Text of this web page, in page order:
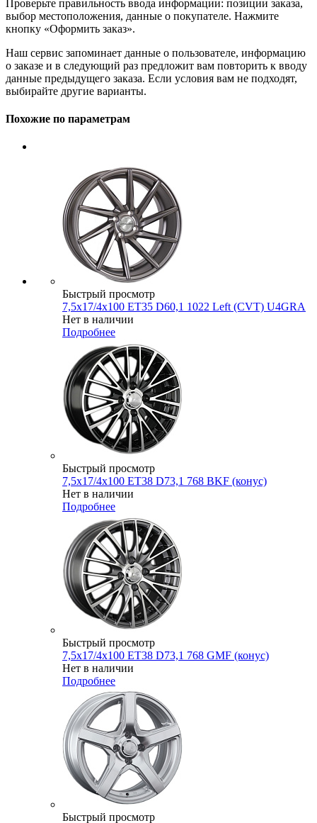
Проверьте правильность ввода информации: позиции заказа,
выбор местоположения, данные о покупателе. Нажмите
кнопку «Оформить заказ».
Наш сервис запоминает данные о пользователе, информацию
о заказе и в следующий раз предложит вам повторить к вводу
данные предыдущего заказа. Если условия вам не подходят,
выбирайте другие варианты.
Похожие по параметрам
Быстрый просмотр
7,5x17/4x100 ET35 D60,1 1022 Left (CVT) U4GRA
Нет в наличии
Подробнее
Быстрый просмотр
7,5x17/4x100 ET38 D73,1 768 BKF (конус)
Нет в наличии
Подробнее
Быстрый просмотр
7,5x17/4x100 ET38 D73,1 768 GMF (конус)
Нет в наличии
Подробнее
Быстрый просмотр